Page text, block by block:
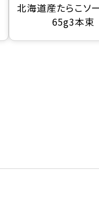
北海道産たらこソ
65g3本束